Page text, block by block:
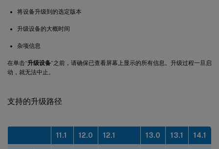
将设备升级到的选定版本
升级设备的大概时间
杂项信息
在单击“升级设备”之前，请确保已查看屏幕上显示的所有信息。升级过程一旦启
动，就无法中止。
支持的升级路径
11.1 12.0 12.1 13.0 13.1 14.1